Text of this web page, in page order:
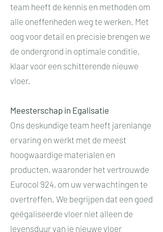
team heeft de kennis en methoden om
alle oneffenheden weg te werken. Met
oog voor detail en precisie brengen we
de ondergrond in optimale conditie,
klaar voor een schitterende nieuwe
vloer.
Meesterschap in Egalisatie
Ons deskundige team heeft jarenlange
ervaring en werkt met de meest
hoogwaardige materialen en
producten, waaronder het vertrouwde
Eurocol 924, om uw verwachtingen te
overtreffen. We begrijpen dat een goed
geëgaliseerde vloer niet alleen de
levensduur van je nieuwe vloer